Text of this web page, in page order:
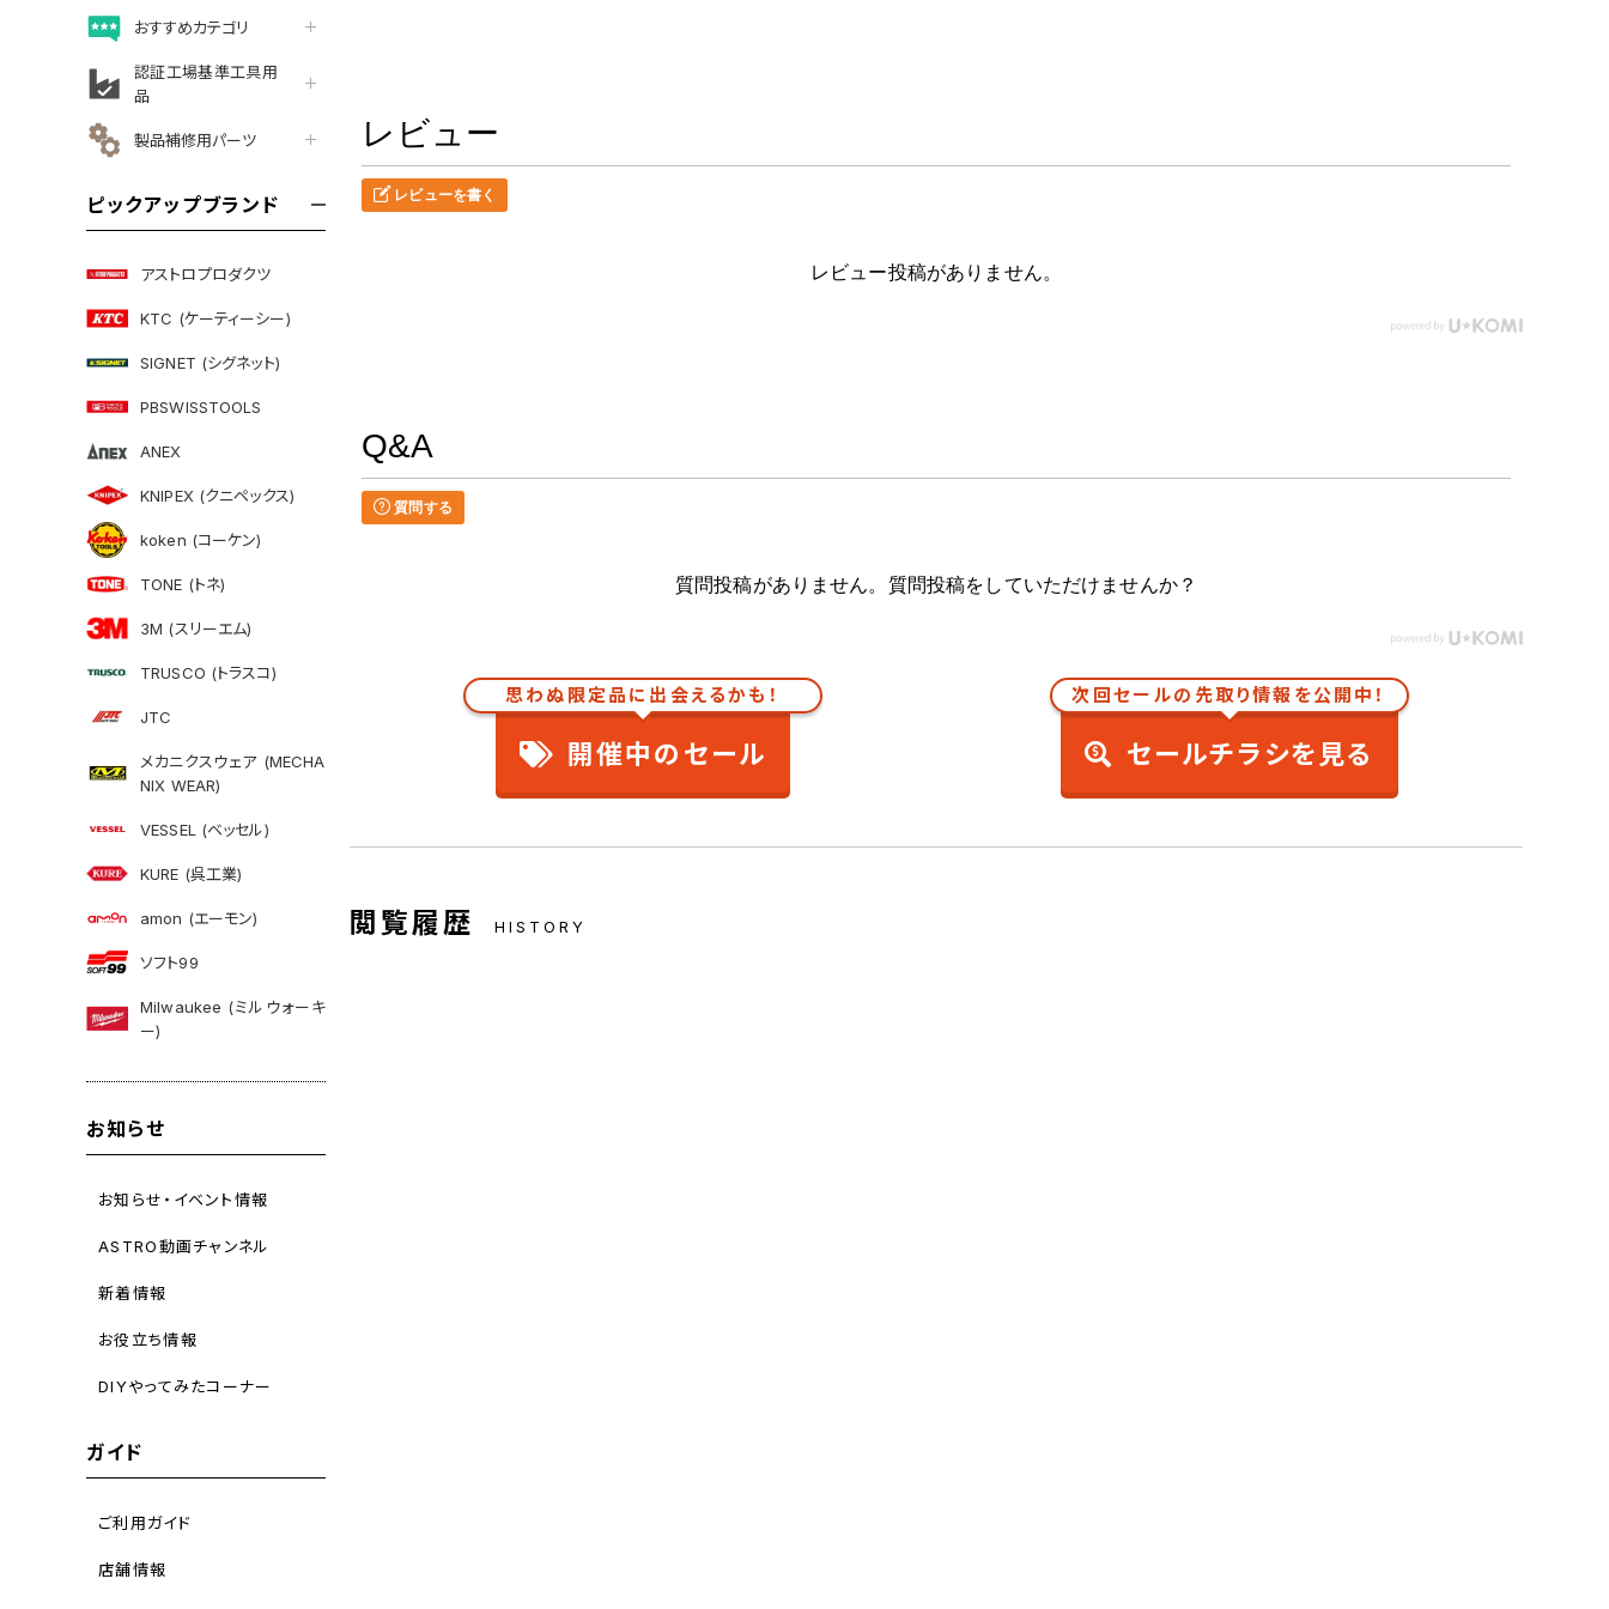
おすすめカテゴリ
認証工場基準工具用
品
製品補修用パーツ
ピックアップブランド
アストロプロダクツ
KTC (ケーティーシー)
SIGNET (シグネット)
PBSWISSTOOLS
ANEX
KNIPEX (クニペックス)
koken (コーケン)
TONE (トネ)
3M (スリーエム)
TRUSCO (トラスコ)
JTC
メカニクスウェア (MECHA
NIX WEAR)
VESSEL (ベッセル)
KURE (呉工業)
amon (エーモン)
ソフト99
Milwaukee (ミルウォーキ
ー)
お知らせ
お知らせ・イベント情報
ASTRO動画チャンネル
新着情報
お役立ち情報
DIYやってみたコーナー
ガイド
ご利用ガイド
店舗情報
レビュー
レビューを書く
レビュー投稿がありません。
Q&A
質問する
質問投稿がありません。質問投稿をしていただけませんか？
思わぬ限定品に出会えるかも！
開催中のセール
次回セールの先取り情報を公開中！
セールチラシを見る
閲覧履歴 HISTORY